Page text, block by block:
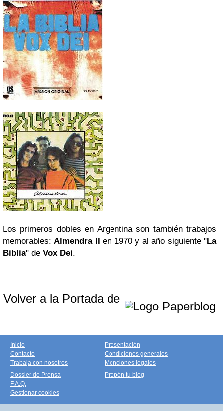
Los primeros dobles en Argentina son también trabajos
memorables:Almendra II en 1970 y al año siguiente "La
Biblia" de Vox Dei.
Volver a la Portada de
Inicio
Contacto
Trabaja con nosotros
Presentación
Condiciones generales
Menciones legales
Dossier de Prensa
F.A.Q.
Gestionar cookies
Propón tu blog